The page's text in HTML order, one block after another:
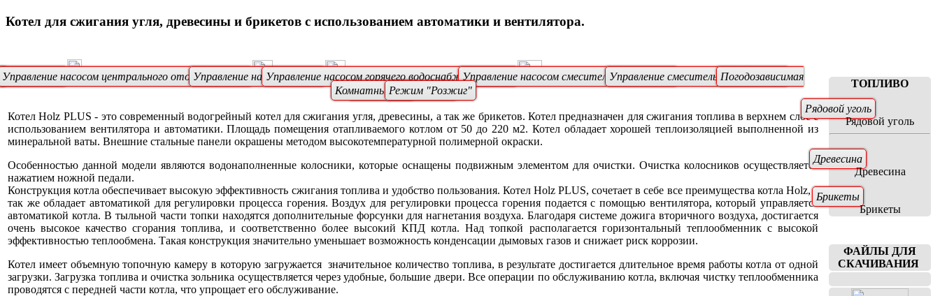
Котел для сжигания угля, древесины и брикетов с использованием автоматики и вентилятора.
колосники
Управление насосом центрального отопления (ЦО)Управление насосом котлаУправление насосом горячего водоснабжения (ГВС)Управление насосом смесительного клапанаУправление смесительным клапаном
Погодозависимая
автоматика
Комнатный термостат
Режим "Розжиг"
Котел Holz PLUS - это современный водогрейный котел для сжигания угля, древесины, а так же брикетов. Котел предназначен для сжигания топлива в верхнем слое с
использованием вентилятора и автоматики. Площадь помещения отапливаемого котлом от 50 до 220 м2. Котел обладает хорошей теплоизоляцией выполненной из
минеральной ваты. Внешние стальные панели окрашены методом высокотемпературной полимерной окраски.
Особенностью данной модели являются водонаполненные колосники, которые оснащены подвижным элементом для очистки. Очистка колосников осуществляется
нажатием ножной педали.
Конструкция котла обеспечивает высокую эффективность сжигания топлива и удобство пользования. Котел Holz PLUS, сочетает в себе все преимущества котла Holz, а
так же обладает автоматикой для регулировки процесса горения. Воздух для регулировки процесса горения подается с помощью вентилятора, который управляется
автоматикой котла. В тыльной части топки находятся дополнительные форсунки для нагнетания воздуха. Благодаря системе дожига вторичного воздуха, достигается
очень высокое качество сгорания топлива, и соответственно более высокий КПД котла. Над топкой располагается горизонтальный теплообменник с высокой
эффективностью теплообмена. Такая конструкция значительно уменьшает возможность конденсации дымовых газов и снижает риск коррозии.
Котел имеет объемную топочную камеру в которую загружается значительное количество топлива, в результате достигается длительное время работы котла от одной
загрузки. Загрузка топлива и очистка зольника осуществляется через удобные, большие двери. Все операции по обслуживанию котла, включая чистку теплообменника
проводятся с передней части котла, что упрощает его обслуживание.
ТОПЛИВО
Рядовой уголь
Рядовой уголь
Древесина
Древесина
Брикеты
Брикеты
ФАЙЛЫ ДЛЯ
СКАЧИВАНИЯ